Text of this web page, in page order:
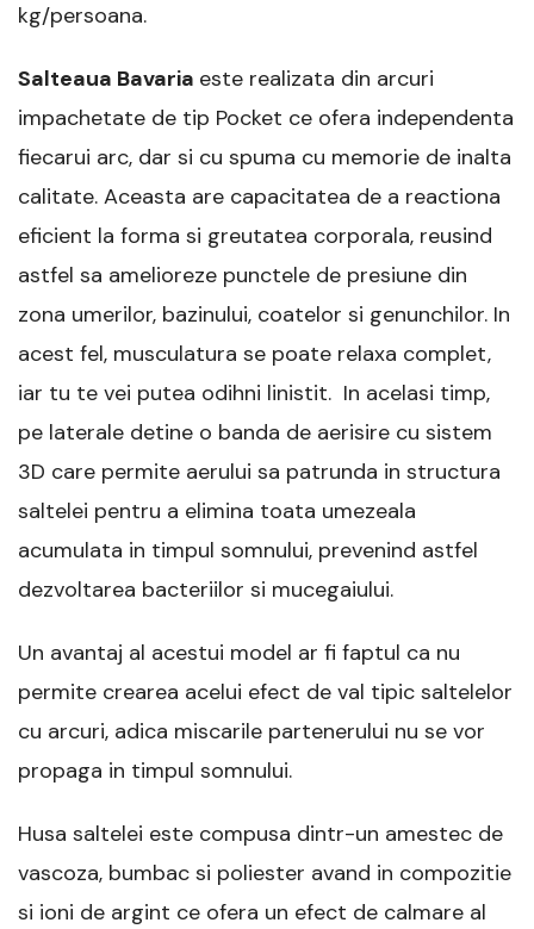
kg/persoana.
Salteaua Bavaria este realizata din arcuri
impachetate de tip Pocket ce ofera independenta
fiecarui arc, dar si cu spuma cu memorie de inalta
calitate. Aceasta are capacitatea de a reactiona
eficient la forma si greutatea corporala, reusind
astfel sa amelioreze punctele de presiune din
zona umerilor, bazinului, coatelor si genunchilor. In
acest fel, musculatura se poate relaxa complet,
iar tu te vei putea odihni linistit. In acelasi timp,
pe laterale detine o banda de aerisire cu sistem
3D care permite aerului sa patrunda in structura
saltelei pentru a elimina toata umezeala
acumulata in timpul somnului, prevenind astfel
dezvoltarea bacteriilor si mucegaiului.
Un avantaj al acestui model ar fi faptul ca nu
permite crearea acelui efect de val tipic saltelelor
cu arcuri, adica miscarile partenerului nu se vor
propaga in timpul somnului.
Husa saltelei este compusa dintr-un amestec de
vascoza, bumbac si poliester avand in compozitie
si ioni de argint ce ofera un efect de calmare al